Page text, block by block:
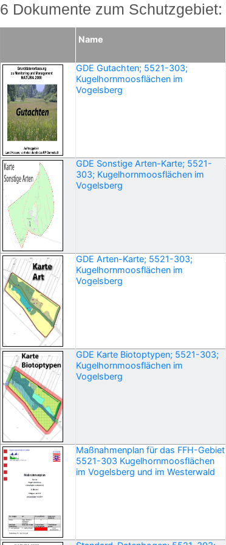
6 Dokumente zum Schutzgebiet:
Name
GDE Gutachten; 5521-303;
Kugelhornmoosflächen im
Vogelsberg
GDE Sonstige Arten-Karte; 5521-
303; Kugelhornmoosflächen im
Vogelsberg
GDE Arten-Karte; 5521-303;
Kugelhornmoosflächen im
Vogelsberg
GDE Karte Biotoptypen; 5521-303;
Kugelhornmoosflächen im
Vogelsberg
Maßnahmenplan für das FFH-Gebiet
5521-303 Kugelhornmoosflächen
im Vogelsberg und im Westerwald